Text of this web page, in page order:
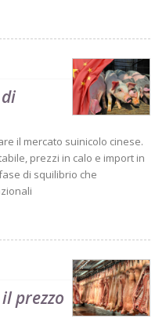
il mercato suinicolo cinese.
prezzi in calo e import in
di squilibrio che
prezzo